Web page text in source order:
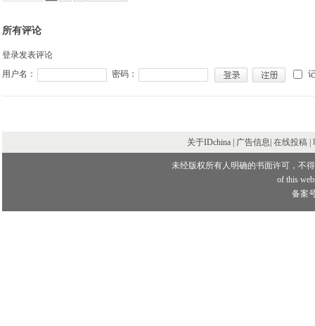
所有评论
登录发表评论
用户名：
密码：
关于IDchina | 广告信息| 在线投稿
未经版权所有人明确的书面许可，不
of this
备案